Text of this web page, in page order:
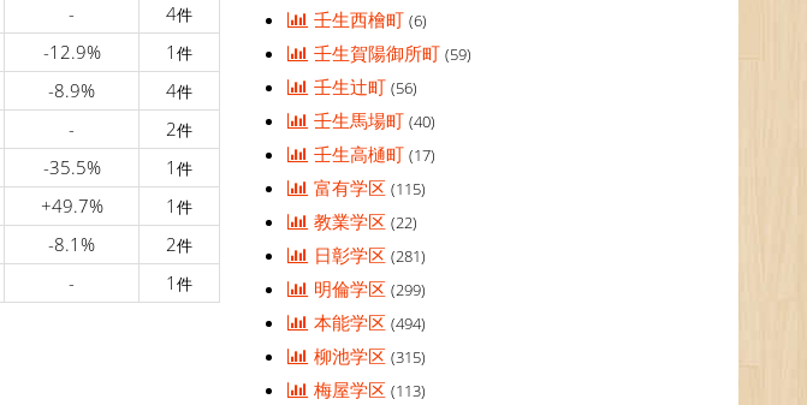
- 4件
-12.9% 1 件
-8.9% 4件
- 2件
-35.5% 1 件
+49.7% 1 件
-8.1% 2件
- 1 件
壬生西檜町(6)
壬生賀陽御所町(59)
壬生辻町(56)
壬生馬場町(40)
壬生高樋町(17)
富有学区(115)
教業学区(22)
日彰学区(281)
明倫学区(299)
本能学区(494)
柳池学区(315)
梅屋学区(113)